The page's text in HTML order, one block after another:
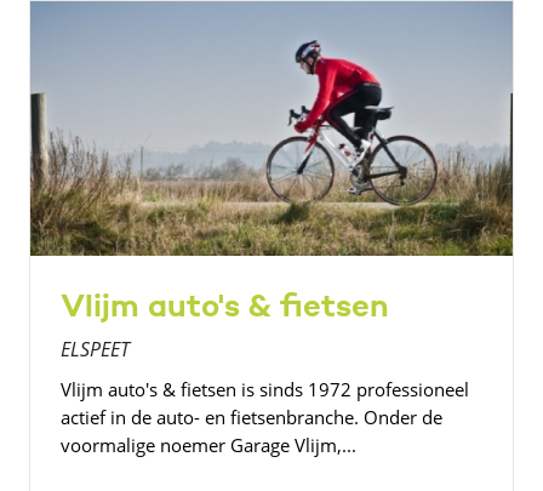
Vlijm auto's & fietsen
ELSPEET
Vlijm auto's & fietsen is sinds 1972 professioneel
actief in de auto- en fietsenbranche. Onder de
voormalige noemer Garage Vlijm,...